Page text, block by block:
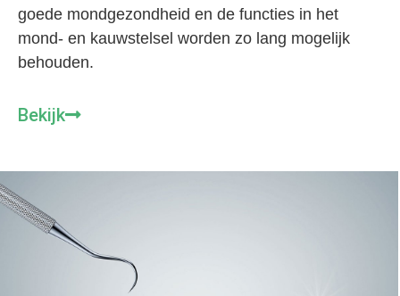
goede mondgezondheid en de functies in het
mond- en kauwstelsel worden zo lang mogelijk
behouden.
Bekijk